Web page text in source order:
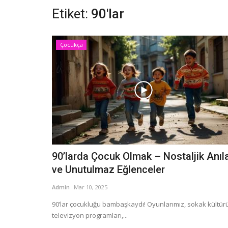
Etiket: 90'lar
Çocukça
90’larda Çocuk Olmak – Nostaljik
ve Unutulmaz Eğlenceler
Admin Mar 10, 2025
90’lar çocukluğu bambaşkaydı! Oyunlarımız, sokak
televizyon programları,...